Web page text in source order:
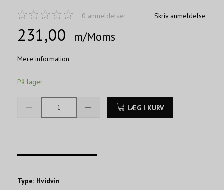
0 anmeldelser Skriv anmeldelse
231,00 m/Moms
Mere information
På lager
LÆG I KURV
Type: Hvidvin